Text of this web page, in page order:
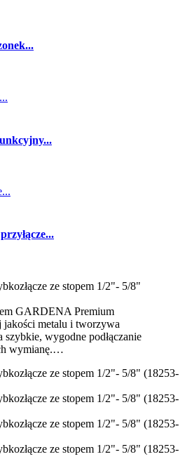
GARDENA Premium
metalu i tworzywa
wygodne podłączanie
wymianę.…